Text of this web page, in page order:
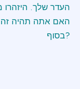
העדר שלך. היזהרו
האם אתה תהיה זה
בסוף?